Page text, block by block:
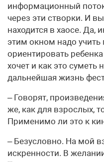
информационный
через эти створки. И
находится в хаосе. Да,
этим окном надо учить
ориентировать
хочет и как это суметь
дальнейшая жизнь
– Говорят,
же, как для взрослых,
Применимо ли это к
– Безусловно. На мой
искренности. В